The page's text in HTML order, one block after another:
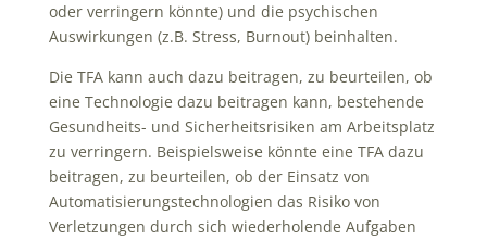
oder verringern könnte) und die psychischen
Auswirkungen (z.B. Stress, Burnout) beinhalten.
Die TFA kann auch dazu beitragen, zu beurteilen, ob
eine Technologie dazu beitragen kann, bestehende
Gesundheits- und Sicherheitsrisiken am Arbeitsplatz
zu verringern. Beispielsweise könnte eine TFA dazu
beitragen, zu beurteilen, ob der Einsatz von
Automatisierungstechnologien das Risiko von
Verletzungen durch sich wiederholende Aufgaben